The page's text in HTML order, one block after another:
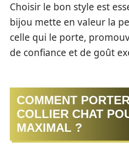
Choisir le bon style est
bijou mette en valeur la
celle qui le porte,
de confiance et de goût
COMMENT
COLLIER CHAT
MAXIMAL ?